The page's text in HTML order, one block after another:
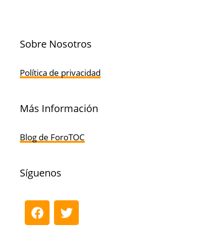
Sobre Nosotros
Política de privacidad
Más Información
Blog de ForoTOC
Síguenos